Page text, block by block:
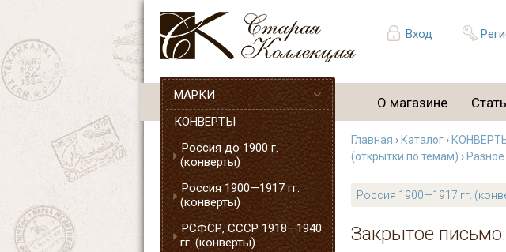
Вход
О магазине
МАРКИ
КОНВЕРТЫ
Россия до 1900 г.
(конверты)
Россия 1900—1917 гг.
(конверты)
РСФСР, СССР 1918—1940
гг. (конверты)
Главная › Каталог ›
(открытки по темам) ›
Россия 1900—1917 гг.
Закрытое